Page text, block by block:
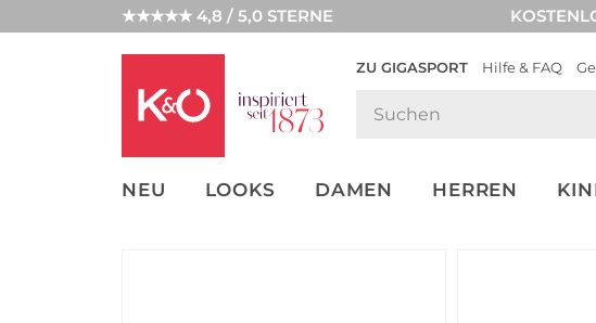
★★★★★ 4,8 / 5,0 STERNE
ZU GIGASPORT Hilfe & FAQ
NEU LOOKS DAMEN HERREN
NEW IN
WEDDING